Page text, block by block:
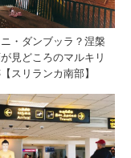
・ダンブッラ？涅槃
見どころのマルキリ
スリランカ南部】